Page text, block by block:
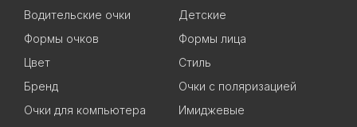
Водительские очки
Детские
Формы очков
Формы лица
Цвет
Стиль
Бренд
Очки с поляризацией
Очки для компьютера
Имиджевые